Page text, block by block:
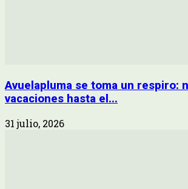
Avuelapluma se toma un respiro:
vacaciones hasta el...
31 julio, 2026